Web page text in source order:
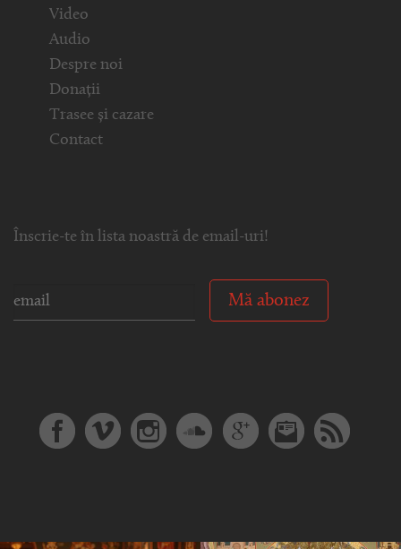
Video
Audio
Despre noi
Donații
Trasee și cazare
Contact
Înscrie-te în lista noastră de email-uri!
Mă abonez